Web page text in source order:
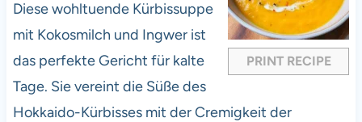
PRINT RECIPE
a
r
s
a
r
s
a
r
s
a
r
s
a
r
Diese wohltuende Kürbissuppe
mit Kokosmilch und Ingwer ist
das perfekte Gericht für kalte
Tage. Sie vereint die Süße des
Hokkaido-Kürbisses mit der Cremigkeit der